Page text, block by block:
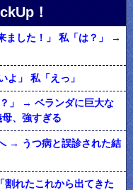
！
ました！」 私「は？」 →
よ」 私「えっ」
」 → ベランダに巨大な
、強すぎる
→ うつ病と誤診された結
割れたこれから出てきた